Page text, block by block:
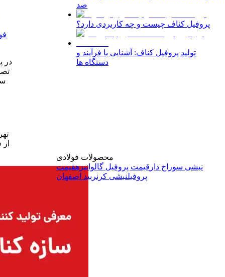
در
صد
پروفیل کناف چیست و چه کاربردی دارد؟
تولید پروفیل کناف: آشنایی با فرآیند و
دستگاه‌ ها
محصولات فولادی
نبشی سوراخ دار قیمت پروفیل گالوانیزهقیمت
پروفیلنبشی کرنربید اصفهان